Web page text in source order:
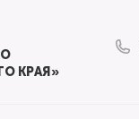
КРАЯ»